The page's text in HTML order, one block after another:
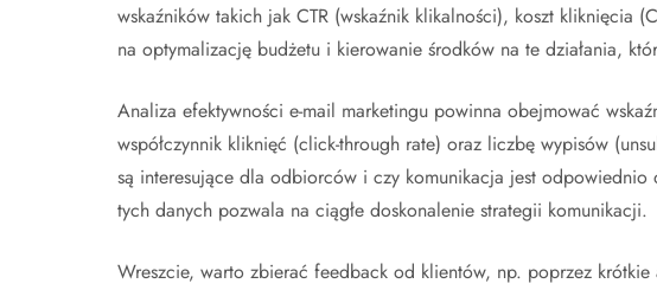
wskaźników takich jak CTR (wskaźnik klikalności), koszt kliknięcia
na optymalizację budżetu i kierowanie środków na te działania,
Analiza efektywności e-mail marketingu powinna obejmować
współczynnik kliknięć (click-through rate) oraz liczbę wypisów
są interesujące dla odbiorców i czy komunikacja jest
tych danych pozwala na ciągłe doskonalenie strategii komunikacji.
Wreszcie, warto zbierać feedback od klientów, np. poprzez